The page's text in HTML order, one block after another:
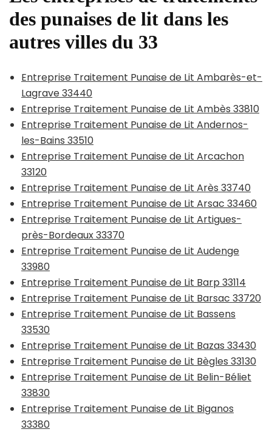
des punaises de lit dans les
autres villes du 33
Entreprise Traitement Punaise de Lit Ambarès-et-
Lagrave 33440
Entreprise Traitement Punaise de Lit Ambès 33810
Entreprise Traitement Punaise de Lit Andernos-
les-Bains 33510
Entreprise Traitement Punaise de Lit Arcachon
33120
Entreprise Traitement Punaise de Lit Arès 33740
Entreprise Traitement Punaise de Lit Arsac 33460
Entreprise Traitement Punaise de Lit Artigues-
près-Bordeaux 33370
Entreprise Traitement Punaise de Lit Audenge
33980
Entreprise Traitement Punaise de Lit Barp 33114
Entreprise Traitement Punaise de Lit Barsac 33720
Entreprise Traitement Punaise de Lit Bassens
33530
Entreprise Traitement Punaise de Lit Bazas 33430
Entreprise Traitement Punaise de Lit Bègles 33130
Entreprise Traitement Punaise de Lit Belin-Béliet
33830
Entreprise Traitement Punaise de Lit Biganos
33380